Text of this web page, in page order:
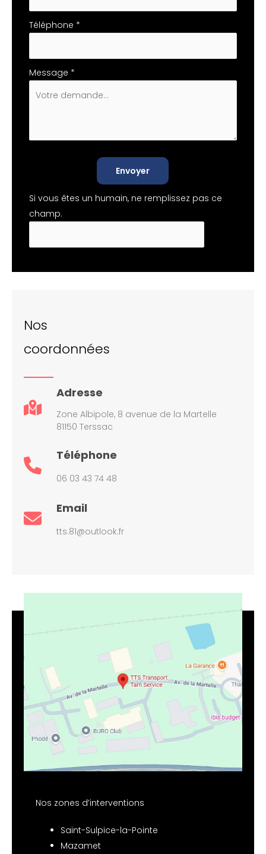
Téléphone *
Message *
Envoyer
Si vous êtes un humain, ne remplissez pas ce
champ.
Nos
coordonnées
Adresse
Zone Albipole, 8 avenue de la Martelle
81150 Terssac
Téléphone
06 03 43 74 48
Email
tts.81@outlook.fr
Nos zones d’interventions
Saint-Sulpice-la-Pointe
Mazamet